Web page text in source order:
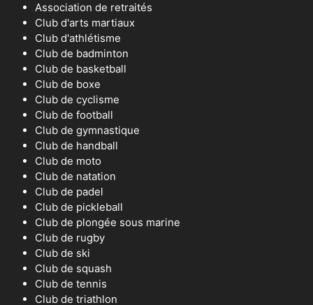
Association de retraités
Club d'arts martiaux
Club d'athlétisme
Club de badminton
Club de basketball
Club de boxe
Club de cyclisme
Club de football
Club de gymnastique
Club de handball
Club de moto
Club de natation
Club de padel
Club de pickleball
Club de plongée sous marine
Club de rugby
Club de ski
Club de squash
Club de tennis
Club de triathlon